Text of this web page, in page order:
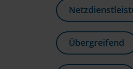
Übergreifend